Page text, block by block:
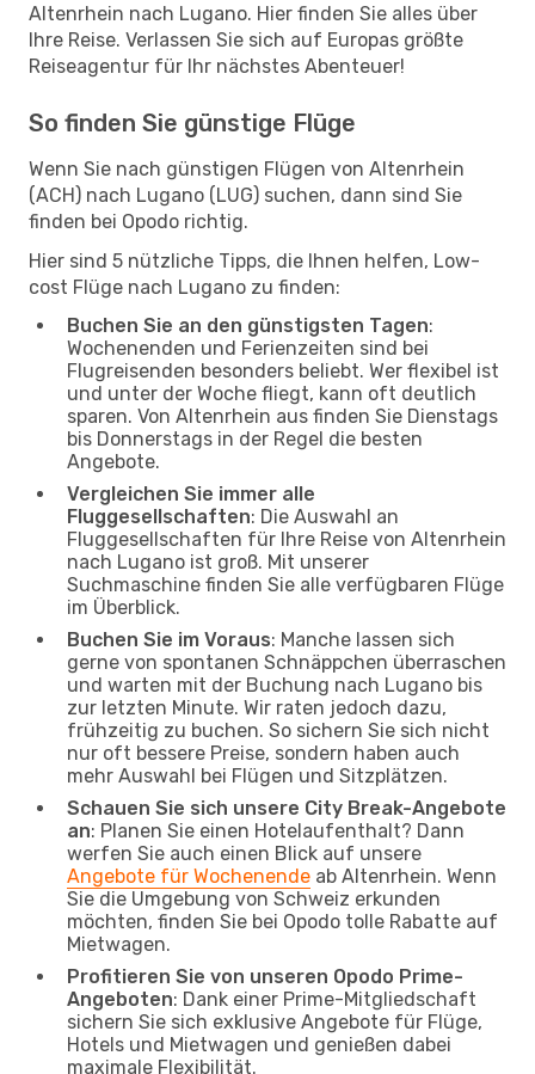
Altenrhein nach Lugano. Hier finden Sie alles über
Ihre Reise. Verlassen Sie sich auf Europas größte
Reiseagentur für Ihr nächstes Abenteuer!
So finden Sie günstige Flüge
Wenn Sie nach günstigen Flügen von Altenrhein
(ACH) nach Lugano (LUG) suchen, dann sind Sie
finden bei Opodo richtig.
Hier sind 5 nützliche Tipps, die Ihnen helfen, Low-
cost Flüge nach Lugano zu finden:
Buchen Sie an den günstigsten Tagen:
Wochenenden und Ferienzeiten sind bei
Flugreisenden besonders beliebt. Wer flexibel ist
und unter der Woche fliegt, kann oft deutlich
sparen. Von Altenrhein aus finden Sie Dienstags
bis Donnerstags in der Regel die besten
Angebote.
Vergleichen Sie immer alle
Fluggesellschaften: Die Auswahl an
Fluggesellschaften für Ihre Reise von Altenrhein
nach Lugano ist groß. Mit unserer
Suchmaschine finden Sie alle verfügbaren Flüge
im Überblick.
Buchen Sie im Voraus: Manche lassen sich
gerne von spontanen Schnäppchen überraschen
und warten mit der Buchung nach Lugano bis
zur letzten Minute. Wir raten jedoch dazu,
frühzeitig zu buchen. So sichern Sie sich nicht
nur oft bessere Preise, sondern haben auch
mehr Auswahl bei Flügen und Sitzplätzen.
Schauen Sie sich unsere City Break-Angebote
an: Planen Sie einen Hotelaufenthalt? Dann
werfen Sie auch einen Blick auf unsere
Angebote für Wochenende ab Altenrhein. Wenn
Sie die Umgebung von Schweiz erkunden
möchten, finden Sie bei Opodo tolle Rabatte auf
Mietwagen.
Profitieren Sie von unseren Opodo Prime-
Angeboten: Dank einer Prime-Mitgliedschaft
sichern Sie sich exklusive Angebote für Flüge,
Hotels und Mietwagen und genießen dabei
maximale Flexibilität.